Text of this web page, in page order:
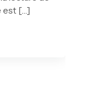
est […]